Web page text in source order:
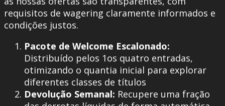
requisitos de wagering claramente informados e
condições justos.
Pacote de Welcome Escalonado:
Distribuído pelos 1os quatro entradas,
otimizando o quantia inicial para explorar
diferentes classes de títulos
Devolução Semanal: Recupere uma fração